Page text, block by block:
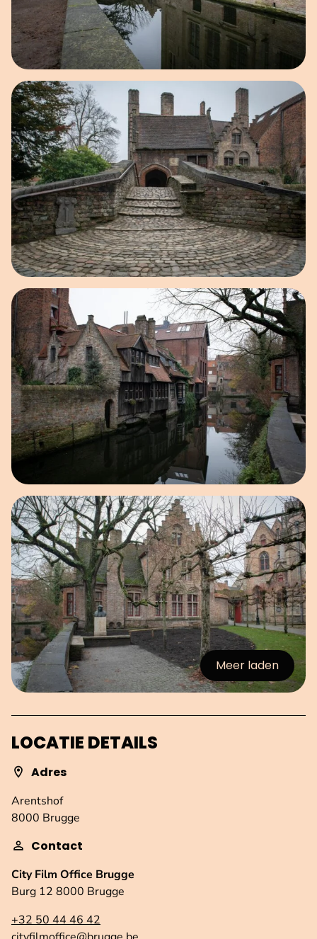
Open afbeelding in popup
Open afbeelding in popup
Open afbeelding in popup
Meer laden
:afbeeldingen
LOCATIE DETAILS
Adres
Arentshof
8000 Brugge
Contact
City Film Office Brugge
Burg 12 8000 Brugge
+32 50 44 46 42